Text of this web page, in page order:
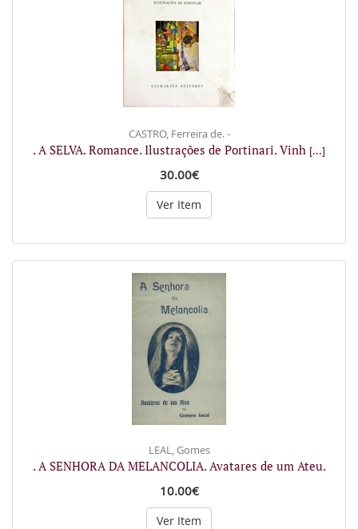
CASTRO, Ferreira de. -
. A SELVA. Romance. Ilustrações de Portinari. Vinh [...]
30.00€
Ver Item
LEAL, Gomes
. A SENHORA DA MELANCOLIA. Avatares de um Ateu.
10.00€
Ver Item